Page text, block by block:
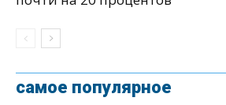
самое популярное